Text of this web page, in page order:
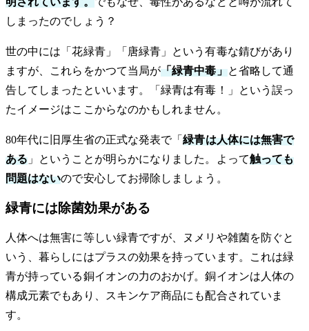
しまったのでしょう？
世の中には「花緑青」「唐緑青」という有毒な錆びがあり
ますが、これらをかつて当局が「緑青中毒」と省略して通
告してしまったといいます。「緑青は有毒！」という誤っ
たイメージはここからなのかもしれません。
80年代に旧厚生省の正式な発表で「緑青は人体には無害で
ある 」ということが明らかになりました。よって触っても
問題はないので安心してお掃除しましょう。
緑青には除菌効果がある
人体へは無害に等しい緑青ですが、ヌメリや雑菌を防ぐと
いう、暮らしにはプラスの効果を持っています。これは緑
青が持っている銅イオンの力のおかげ。銅イオンは人体の
構成元素でもあり、スキンケア商品にも配合されていま
す。